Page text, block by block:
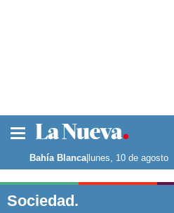
Noticias
La
Punta
Bahía Blanca|lunes, 10 de agosto
Sociedad.